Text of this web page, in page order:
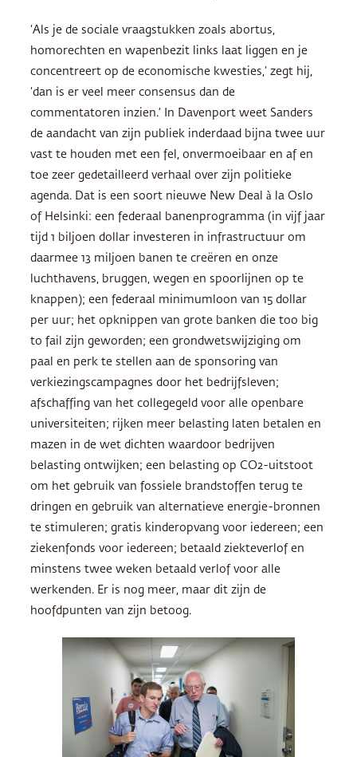
‘Als je de sociale vraagstukken zoals abortus,
homorechten en wapenbezit links laat liggen en je
concentreert op de economische kwesties,’ zegt hij,
‘dan is er veel meer consensus dan de
commentatoren inzien.’ In Davenport weet Sanders
de aandacht van zijn publiek inderdaad bijna twee uur
vast te houden met een fel, onvermoeibaar en af en
toe zeer gedetailleerd verhaal over zijn politieke
agenda. Dat is een soort nieuwe New Deal à la Oslo
of Helsinki: een federaal banenprogramma (in vijf jaar
tijd 1 biljoen dollar investeren in infrastructuur om
daarmee 13 miljoen banen te creëren en onze
luchthavens, bruggen, wegen en spoorlijnen op te
knappen); een federaal minimumloon van 15 dollar
per uur; het opknippen van grote banken die too big
to fail zijn geworden; een grondwetswijziging om
paal en perk te stellen aan de sponsoring van
verkiezingscampagnes door het bedrijfsleven;
afschaffing van het collegegeld voor alle openbare
universiteiten; rijken meer belasting laten betalen en
mazen in de wet dichten waardoor bedrijven
belasting ontwijken; een belasting op CO2-uitstoot
om het gebruik van fossiele brandstoffen terug te
dringen en gebruik van alternatieve energie-bronnen
te stimuleren; gratis kinderopvang voor iedereen; een
ziekenfonds voor iedereen; betaald ziekteverlof en
minstens twee weken betaald verlof voor alle
werkenden. Er is nog meer, maar dit zijn de
hoofdpunten van zijn betoog.